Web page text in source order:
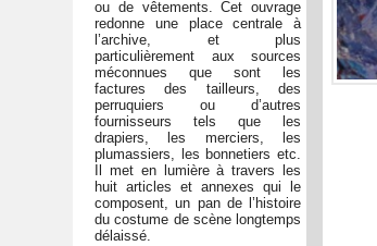
ou de vêtements. Cet ouvrage
redonne une place centrale à
l’archive, et plus
particulièrement aux sources
méconnues que sont les
factures des tailleurs, des
perruquiers ou d’autres
fournisseurs tels que les
drapiers, les merciers, les
plumassiers, les bonnetiers etc.
Il met en lumière à travers les
huit articles et annexes qui le
composent, un pan de l’histoire
du costume de scène longtemps
délaissé.